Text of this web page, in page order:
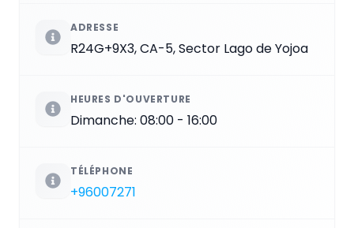
ADRESSE
R24G+9X3, CA-5, Sector Lago de Yojoa
HEURES D'OUVERTURE
Dimanche: 08:00 - 16:00
TÉLÉPHONE
+96007271